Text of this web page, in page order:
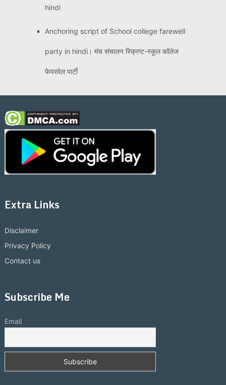
hindi
Anchoring script of School college farewell
party in hindi। मंच संचालन स्क्रिप्ट-स्कूल कॉलेज
फेयरवेल पार्टी
Extra Links
Disclaimer
Privacy Policy
Contact us
Subscribe Me
Email